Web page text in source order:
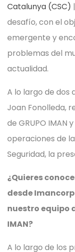
Catalunya (CSC) |
desafío, con el
emergente y
problemas del
actualidad.
A lo largo de dos
Joan Fonolleda,
de GRUPO
operaciones de
Seguridad, la
¿Quieres
desde
nuestro equipo
IMAN?
A lo largo de los